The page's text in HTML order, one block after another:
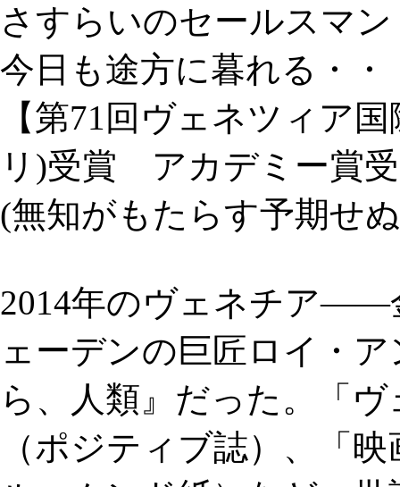
さすらいのセールスマ
今日も途方に暮れる・・
【第71回ヴェネツィア
リ)受賞 アカデミー賞
(無知がもたらす予期せ
2014年のヴェネチア――
ェーデンの巨匠ロイ・
ら、人類』だった。「
（ポジティブ誌）、「